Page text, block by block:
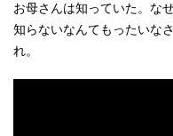
お母さんは知っていた。なぜ
知らないなんてもったいな
れ。